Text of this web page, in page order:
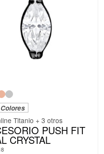
Titanio + 3 otros
PUSH FIT
CRYSTAL